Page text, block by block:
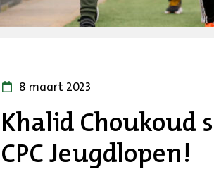
Khalid Choukoud
CPC Jeugdlopen!
8 maart 2023